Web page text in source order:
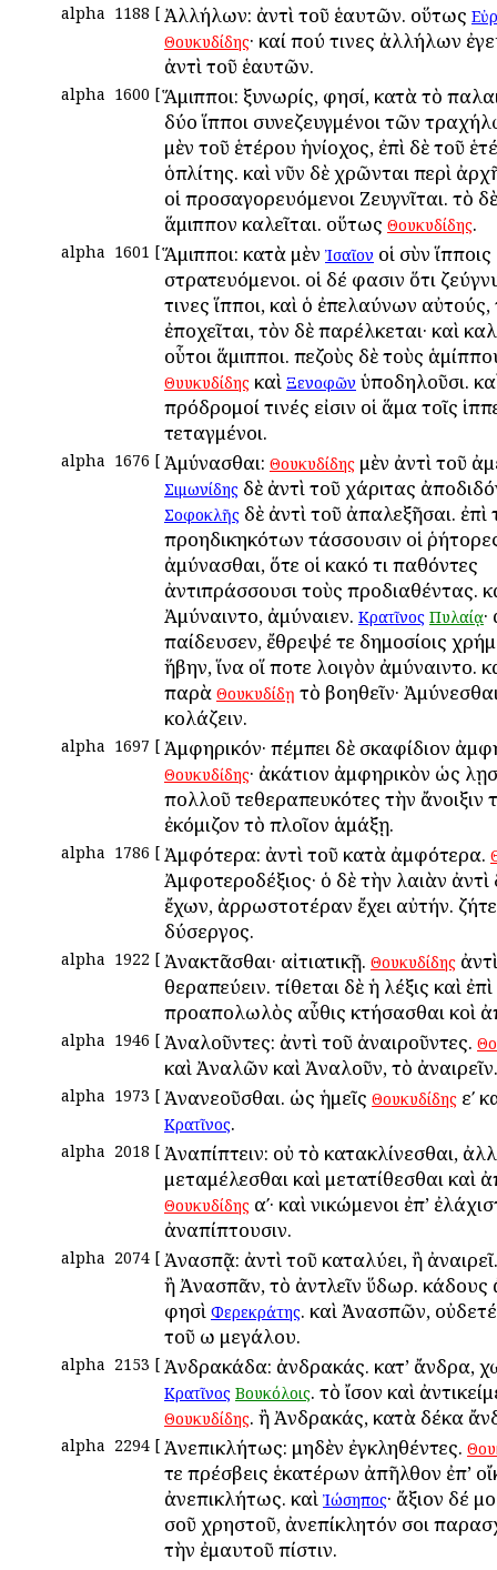
alpha 1188 [ Ἀλλήλων: ἀντὶ τοῦ ἑαυτῶν. οὕτως
Θουκυδίδης· καί πού τινες ἀλλήλων
ἀντὶ τοῦ ἑαυτῶν.
alpha 1600 [ Ἅμιπποι: ξυνωρίς, φησί, κατὰ τὸ
δύο ἵπποι συνεζευγμένοι τῶν
μὲν τοῦ ἑτέρου ἡνίοχος, ἐπὶ δὲ τοῦ
ὁπλίτης. καὶ νῦν δὲ χρῶνται περὶ
οἱ προσαγορευόμενοι Ζευγνῖται. τὸ
ἅμιππον καλεῖται. οὕτως Θουκυδίδης.
alpha 1601 [ Ἅμιπποι: κατὰ μὲν Ἰσαῖον οἱ σὺν ἵπποις
στρατευόμενοι. οἱ δέ φασιν ὅτι
τινες ἵπποι, καὶ ὁ ἐπελαύνων αὐτούς,
ἐποχεῖται, τὸν δὲ παρέλκεται· καὶ
οὗτοι ἅμιπποι. πεζοὺς δὲ τοὺς
Θυυκυδίδης καὶ Ξενοφῶν ὑποδηλοῦσι.
πρόδρομοί τινές εἰσιν οἱ ἅμα τοῖς
τεταγμένοι.
alpha 1676 [ Ἀμύνασθαι: Θουκυδίδης μὲν ἀντὶ τοῦ
Σιμωνίδης δὲ ἀντὶ τοῦ χάριτας
Σοφοκλῆς δὲ ἀντὶ τοῦ ἀπαλεξῆσαι. ἐπὶ
προηδικηκότων τάσσουσιν οἱ
ἀμύνασθαι, ὅτε οἱ κακό τι παθόντες
ἀντιπράσσουσι τοὺς προδιαθέντας.
Ἀμύναιντο, ἀμύναιεν. Κρατῖνος Πυλαίᾳ
παίδευσεν, ἔθρεψέ τε δημοσίοις
ἥβην, ἵνα οἵ ποτε λοιγὸν ἀμύναιντο.
παρὰ Θουκυδίδῃ τὸ βοηθεῖν·
κολάζειν.
alpha 1697 [ Ἀμφηρικόν· πέμπει δὲ σκαφίδιον
Θουκυδίδης· ἀκάτιον ἀμφηρικὸν ὡς
πολλοῦ τεθεραπευκότες τὴν
ἐκόμιζον τὸ πλοῖον ἁμάξῃ.
alpha 1786 [ Ἀμφότερα: ἀντὶ τοῦ κατὰ ἀμφότερα.
Ἀμφοτεροδέξιος· ὁ δὲ τὴν λαιὰν ἀντὶ
ἔχων, ἀρρωστοτέραν ἔχει αὐτήν.
δύσεργος.
alpha 1922 [ Ἀνακτᾶσθαι· αἰτιατικῇ. Θουκυδίδης
θεραπεύειν. τίθεται δὲ ἡ λέξις καὶ
προαπολωλὸς αὖθις κτήσασθαι κοὶ
alpha 1946 [ Ἀναλοῦντες: ἀντὶ τοῦ ἀναιροῦντες.
καὶ Ἀναλῶν καὶ Ἀναλοῦν, τὸ ἀναιρεῖν.
alpha 1973 [ Ἀνανεοῦσθαι. ὡς ἡμεῖς Θουκυδίδης εʹ
Κρατῖνος.
alpha 2018 [ Ἀναπίπτειν: οὐ τὸ κατακλίνεσθαι,
μεταμέλεσθαι καὶ μετατίθεσθαι καὶ
Θουκυδίδης αʹ· καὶ νικώμενοι ἐπ’
ἀναπίπτουσιν.
alpha 2074 [ Ἀνασπᾷ: ἀντὶ τοῦ καταλύει, ἢ
ἢ Ἀνασπᾶν, τὸ ἀντλεῖν ὕδωρ.
φησὶ Φερεκράτης. καὶ Ἀνασπῶν,
τοῦ ω μεγάλου.
alpha 2153 [ Ἀνδρακάδα: ἀνδρακάς. κατ’ ἄνδρα,
Κρατῖνος Βουκόλοις. τὸ ἴσον καὶ
Θουκυδίδης. ἢ Ἀνδρακάς, κατὰ δέκα
alpha 2294 [ Ἀνεπικλήτως: μηδὲν ἐγκληθέντες.
τε πρέσβεις ἑκατέρων ἀπῆλθον ἐπ’
ἀνεπικλήτως. καὶ Ἰώσηπος· ἄξιον δέ
σοῦ χρηστοῦ, ἀνεπίκλητόν σοι
τὴν ἐμαυτοῦ πίστιν.